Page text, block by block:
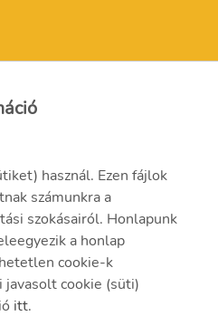
használ. Ezen fájlok
számunkra a
szokásairól. Honlapunk
a honlap
cookie-k
javasolt cookie (süti)
itt.